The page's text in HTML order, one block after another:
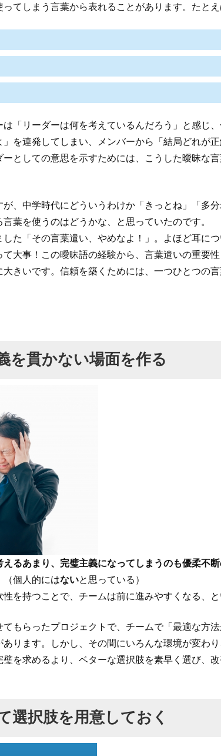
てしまう言葉から表れることがあります。たと
「リーダーは何を考えているんだろう」と感じ
を連発してしまい、メンバーから「結局どれが正
としての意思を示すためには、こうした曖昧な
、中学時代にどういうわけか「きっとね」「多
葉を使うのはどうかな、と思っていたのです。
た「その言葉遣い、やめなよ！」。よほど耳に
大事！この曖昧語の経験から、言葉遣いの重要
きいです。信頼を築くためには、一つひとつの
を貫かない場面を作る
えるあまり、完璧主義になってしまうのも優柔不断
（個人的にはないと思っている）
を持つことで、チームは前に進みやすくなる、と
もらったプロジェクトで、チームで「最適な方
ります。しかし、その間にいろんな環境が変わ
を求めるより、ベターな選択肢を素早く選び、
選択肢を用意しておく